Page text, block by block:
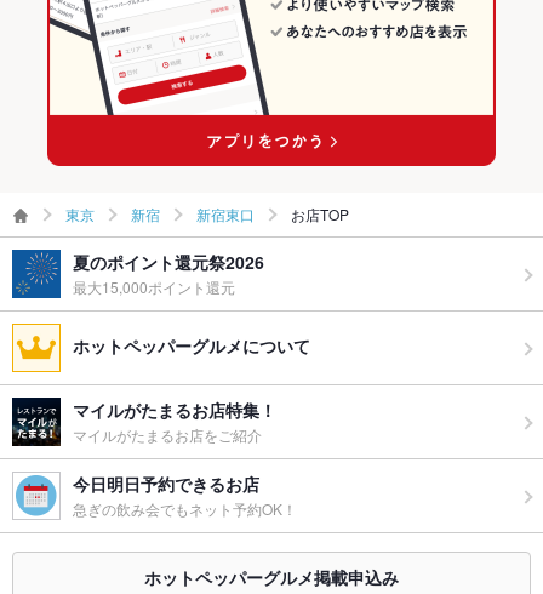
ウェディン
広々とした店内は見渡すこともできるので主賓のいるパーティ
ーにはピッタリ♪
備考 その他、些細なご質問でもお気軽にお問い合わせ下さい。
新宿駅 × 和風
東京 新宿 新宿東口 お店TOP
夏のポイント還元祭2026
最大15,000ポイント還元
ホットペッパーグルメについて
マイルがたまるお店特集！
マイルがたまるお店をご紹介
今日明日予約できるお店
急ぎの飲み会でもネット予約OK！
ホットペッパーグルメ掲載申込み